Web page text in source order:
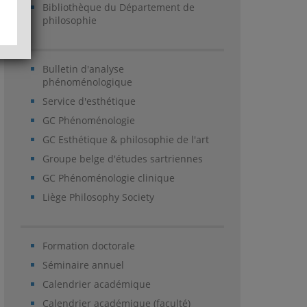
Bibliothèque du Département de
philosophie
Bulletin d'analyse
phénoménologique
Service d'esthétique
GC Phénoménologie
GC Esthétique & philosophie de l'art
Groupe belge d'études sartriennes
GC Phénoménologie clinique
Liège Philosophy Society
Formation doctorale
Séminaire annuel
Calendrier académique
Calendrier académique (faculté)